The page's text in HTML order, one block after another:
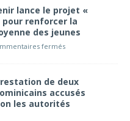
lance le projet «
pour renforcer la
des jeunes
fermés
de deux
accusés
les autorités